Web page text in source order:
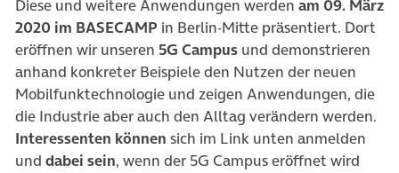
Diese und weitere Anwendungen werden am 09. März
2020 im BASECAMP in Berlin-Mitte präsentiert. Dort
eröffnen wir unseren 5G Campus und demonstrieren
anhand konkreter Beispiele den Nutzen der neuen
Mobilfunktechnologie und zeigen Anwendungen, die
die Industrie aber auch den Alltag verändern werden.
Interessenten können sich im Link unten anmelden
und dabei sein, wenn der 5G Campus eröffnet wird